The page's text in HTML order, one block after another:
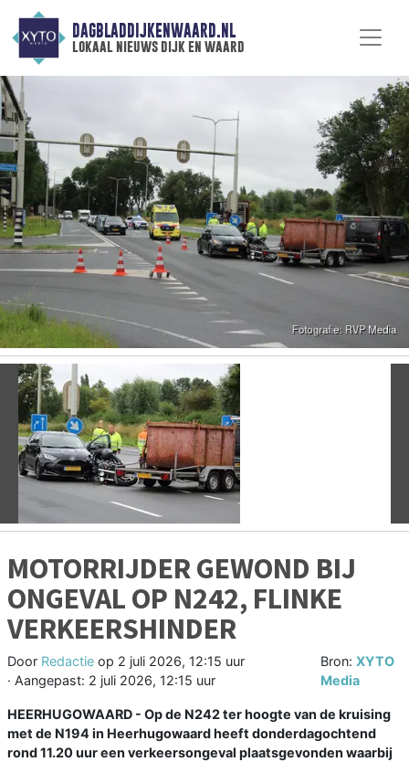
DAGBLADDIJKENWAARD.NL
lokaal nieuws dijk en waard
Vorige
MOTORRIJDER GEWOND BIJ
ONGEVAL OP N242, FLINKE
VERKEERSHINDER
Door Redactie op 2 juli 2026, 12:15 uur
· Aangepast: 2 juli 2026, 12:15 uur
Bron:XYTO
Media
HEERHUGOWAARD - Op de N242 ter hoogte van de kruising
met de N194 in Heerhugowaard heeft donderdagochtend
rond 11.20 uur een verkeersongeval plaatsgevonden waarbij